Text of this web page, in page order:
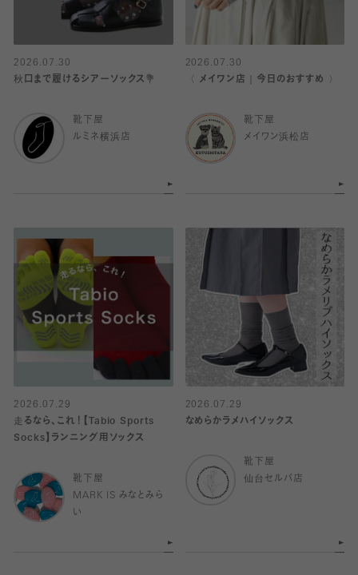
2026.07.30
秋口まで履けるシアーソックス💐
靴下屋
ルミネ横浜店
2026.07.30
〈 メイワン店｜今日のおすすめ 〉
靴下屋
メイワン浜松店
2026.07.29
走るなら、これ！【Tabio Sports
Socks】ランニング用ソックス
靴下屋
MARK IS みなとみら
い
2026.07.29
なめらかラメハイソックス
靴下屋
仙台セルバ店